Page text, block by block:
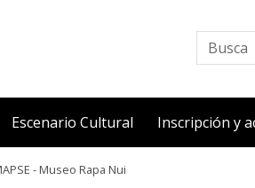
Escenario Cultural Inscripción y
- Museo Rapa Nui